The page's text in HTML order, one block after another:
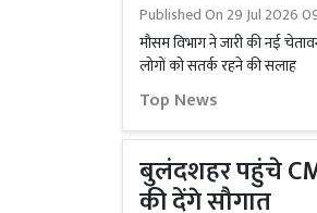
Published On 29 Jul 2026
मौसम विभाग ने जारी की नई
लोगों को सतर्क रहने की सलाह
Top News
बुलंदशहर पहुंचे
की देंगे सौगात